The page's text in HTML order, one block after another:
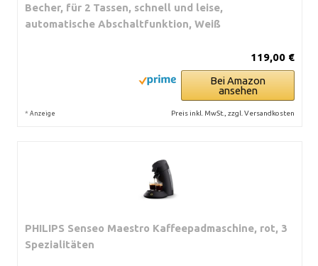
Becher, für 2 Tassen, schnell und leise,
automatische Abschaltfunktion, Weiß
119,00 €
Bei Amazon
ansehen
* Anzeige Preis inkl. MwSt., zzgl. Versandkosten
PHILIPS Senseo Maestro Kaffeepadmaschine, rot, 3
Spezialitäten